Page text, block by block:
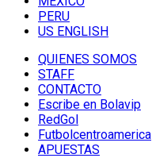
PERU
US ENGLISH
QUIENES SOMOS
STAFF
CONTACTO
Escribe en Bolavip
RedGol
Futbolcentroamerica
APUESTAS